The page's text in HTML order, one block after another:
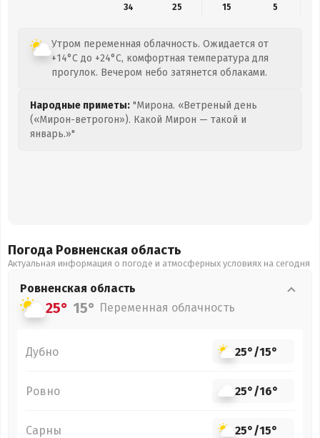
34
25 15 5
Утром переменная облачность. Ожидается от
+14°C до +24°C, комфортная температура для
прогулок. Вечером небо затянется облаками.
Народные приметы: "Мирона. «Ветреный день
(«Мирон-ветрогон»). Какой Мирон — такой и
январь.»"
Погода Ровненская область
Актуальная информация о погоде и атмосферных условиях на сегодня
Ровненская область
25° 15° Переменная облачность
Дубно 25°/15°
Ровно 25°/16°
Сарны 25°/15°